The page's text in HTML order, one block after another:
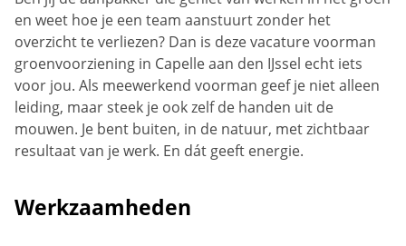
en weet hoe je een team aanstuurt zonder het
overzicht te verliezen? Dan is deze vacature voorman
groenvoorziening in Capelle aan den IJssel echt iets
voor jou. Als meewerkend voorman geef je niet alleen
leiding, maar steek je ook zelf de handen uit de
mouwen. Je bent buiten, in de natuur, met zichtbaar
resultaat van je werk. En dát geeft energie.
Werkzaamheden